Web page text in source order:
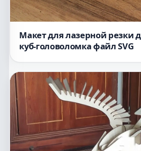
Макет для лазерной резки
куб-головоломка файл SVG